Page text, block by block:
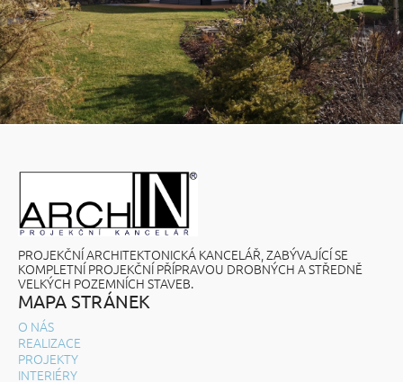
PROJEKČNÍ ARCHITEKTONICKÁ KANCELÁŘ, ZABÝVAJÍCÍ SE
KOMPLETNÍ PROJEKČNÍ PŘÍPRAVOU DROBNÝCH A STŘEDNĚ
VELKÝCH POZEMNÍCH STAVEB.
MAPA STRÁNEK
O NÁS
REALIZACE
PROJEKTY
INTERIÉRY